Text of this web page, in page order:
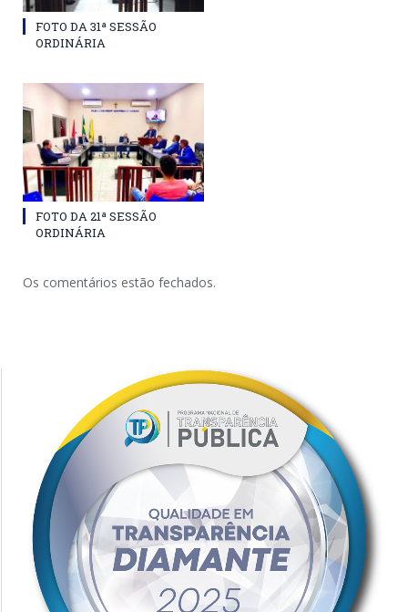
FOTO DA 31ª SESSÃO
ORDINÁRIA
FOTO DA 21ª SESSÃO
ORDINÁRIA
Os comentários estão fechados.